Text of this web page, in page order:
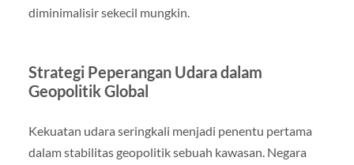
diminimalisir sekecil mungkin.
Strategi Peperangan Udara dalam
Geopolitik Global
Kekuatan udara seringkali menjadi penentu pertama
dalam stabilitas geopolitik sebuah kawasan. Negara